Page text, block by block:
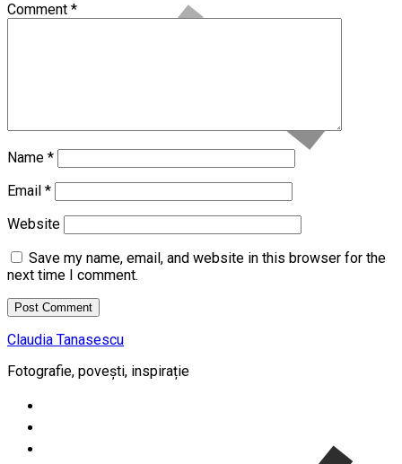
Comment *
Name *
Email *
Website
Save my name, email, and website in this browser for the
next time I comment.
Claudia Tanasescu
Fotografie, povești, inspirație